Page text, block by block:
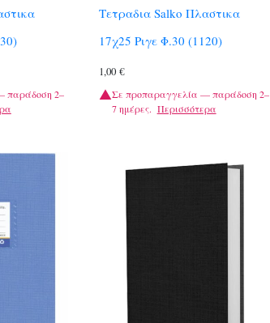
παράδοση 2–
Τετραδια Salko Πλαστικα
17χ25 Ριγε Φ.30 (1120)
1,00 €
Σε προπαραγγελία — παράδοση 2–
7 ημέρες. Περισσότερα